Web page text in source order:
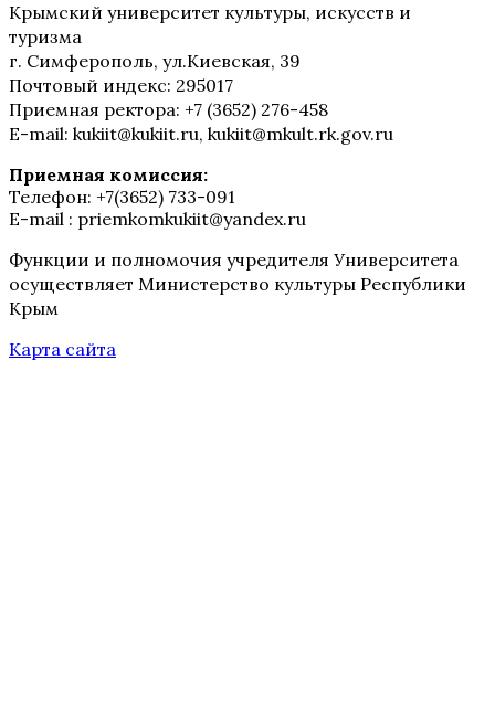
Крымский университет культуры, искусств и
туризма
г. Симферополь, ул.Киевская, 39
Почтовый индекс: 295017
Приемная ректора: +7 (3652) 276-458
E-mail: kukiit@kukiit.ru, kukiit@mkult.rk.gov.ru
Приемная комиссия:
Телефон: +7(3652) 733-091
E-mail : priemkomkukiit@yandex.ru
Функции и полномочия учредителя Университета
осуществляет Министерство культуры Республики
Крым
Карта сайта